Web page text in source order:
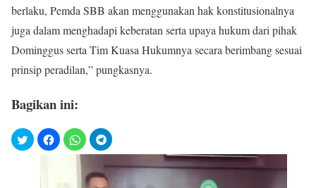
berlaku, Pemda SBB akan menggunakan hak konstitusionalnya
juga dalam menghadapi keberatan serta upaya hukum dari pihak
Dominggus serta Tim Kuasa Hukumnya secara berimbang sesuai
prinsip peradilan,” pungkasnya.
Bagikan ini: